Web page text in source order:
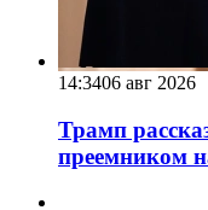
14:3406 авг 2026
Трамп
преемником